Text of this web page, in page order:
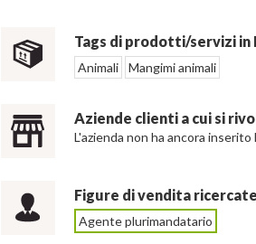
Tags di prodotti/servizi in
Animali Mangimi animali
Aziende clienti a cui si
L'azienda non ha ancora
Figure di vendita
Agente plurimandatario